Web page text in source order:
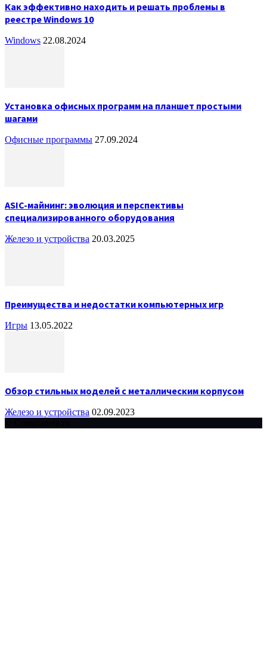
Как эффективно находить и решать проблемы в
реестре Windows 10
Windows 22.08.2024
Установка офисных программ на планшет простыми
шагами
Офисные программы 27.09.2024
ASIC-майнинг: эволюция и перспективы
специализированного оборудования
Железо и устройства 20.03.2025
Преимущества и недостатки компьютерных игр
Игры 13.05.2022
Обзор стильных моделей с металлическим корпусом
Железо и устройства 02.09.2023